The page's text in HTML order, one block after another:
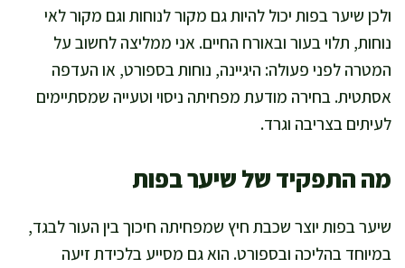
ולכן שיער בפות יכול להיות גם מקור לנוחות וגם מקור לאי
נוחות, תלוי בעור ובאורח החיים. אני ממליצה לחשוב על
המטרה לפני פעולה: היגיינה, נוחות בספורט, או העדפה
אסתטית. בחירה מודעת מפחיתה ניסוי וטעייה שמסתיימים
לעיתים בצריבה וגרד.
מה התפקיד של שיער בפות
שיער בפות יוצר שכבת חיץ שמפחיתה חיכוך בין העור לבגד,
במיוחד בהליכה ובספורט. הוא גם מסייע בלכידת זיעה